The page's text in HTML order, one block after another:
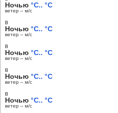
Ночью °C.. °C
ветер – м/c
в
Ночью °C.. °C
ветер – м/c
в
Ночью °C.. °C
ветер – м/c
в
Ночью °C.. °C
ветер – м/c
в
Ночью °C.. °C
ветер – м/c